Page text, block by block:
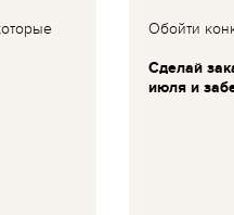
Обойти
Сделай
июля и